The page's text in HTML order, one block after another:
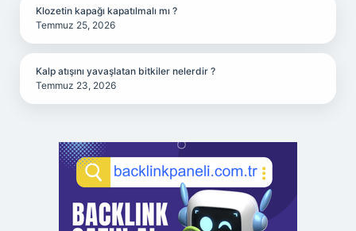
Klozetin kapağı kapatılmalı mı ?
Temmuz 25, 2026
Kalp atışını yavaşlatan bitkiler nelerdir ?
Temmuz 23, 2026